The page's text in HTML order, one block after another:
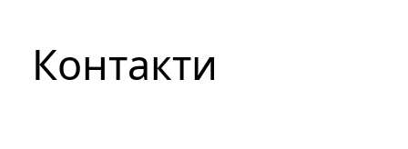
Контакти